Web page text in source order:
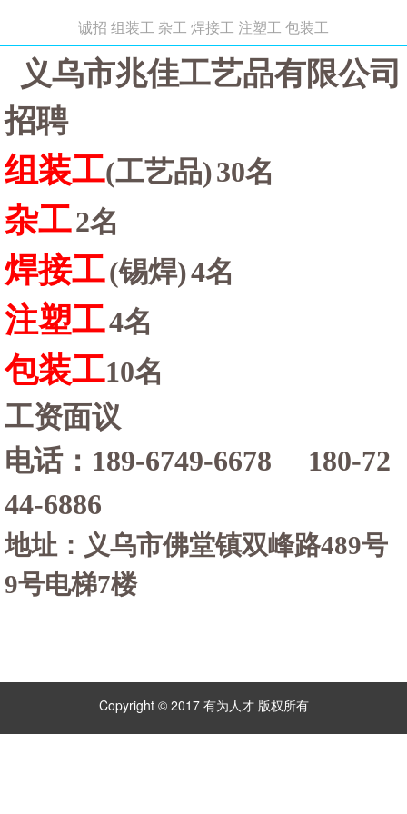
诚招 组装工 杂工 焊接工 注塑工 包装工
义乌市兆佳工艺品有限公司
招聘
组装工(工艺品)30名
杂工2名
焊接工(锡焊)4名
注塑工4名
包装工10名
工资面议
电话： 189-6749-6678 180-72
44-6886
地址：义乌市佛堂镇双峰路489号
9号电梯7楼
Copyright © 2017 有为人才 版权所有